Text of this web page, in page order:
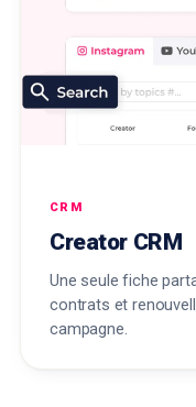
CRM
Creator CRM
Une seule fiche
contrats et
campagne.